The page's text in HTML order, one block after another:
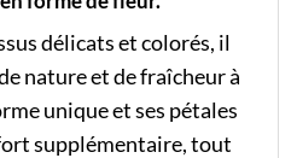
délicats et colorés, il
nature et de fraîcheur à
unique et ses pétales
supplémentaire, tout